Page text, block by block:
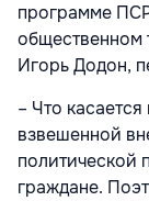
программе
общественном
Игорь Додон,
– Что
взвешенной
политической
граждане.